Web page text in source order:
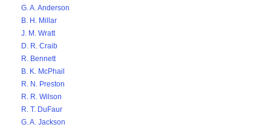
G. A. Anderson
B. H. Millar
J. M. Wratt
D. R. Craib
R. Bennett
B. K. McPhail
R. N. Preston
R. R. Wilson
R. T. DuFaur
G. A. Jackson